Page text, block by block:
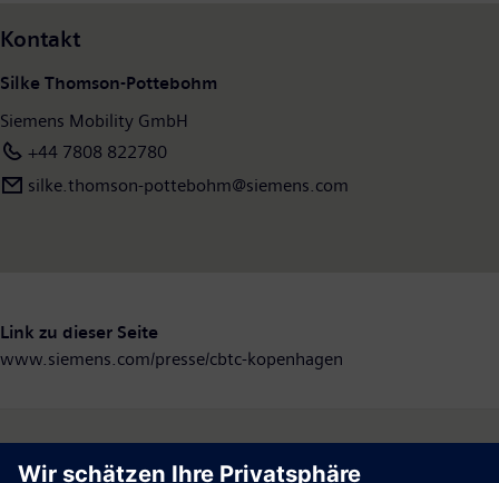
Kontakt
Silke Thomson-Pottebohm
Siemens Mobility GmbH
+44 7808 822780
silke.thomson-pottebohm@siemens.com
Link zu dieser Seite
www.siemens.com/presse/cbtc-kopenhagen
Follow